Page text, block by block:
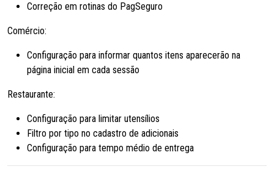
Correção em rotinas do PagSeguro
Comércio:
Configuração para informar quantos itens aparecerão na
página inicial em cada sessão
Restaurante:
Configuração para limitar utensílios
Filtro por tipo no cadastro de adicionais
Configuração para tempo médio de entrega